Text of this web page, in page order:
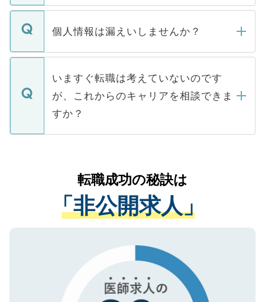
ません。
■応募殺到を避けるため 人気のある医療機
関を公にしてしまうと、応募が殺到する場
に、医療機関が求める条件に合った人材の
みを人材紹介会社に依頼するケースが増え
ています。
転職・入職を強要することは一切ありませ
ん。また、仮に応募先から内定をいただい
定を承諾する必要はありません。内定先へ
の辞退の連絡はキャリアパートナーが行い
ますので、ご安心ください。
個人情報は漏えいしませんか？
個人情報が漏えいすることはありませんの
で、ご安心ください。当サイトからの登録
などで収集したご登録者様の個人情報は、
ご本人のキャリアアップおよび転職活動の
支援を目的に使用いたします。お預かりし
ているすべての個人データはご本人の許可
は、個人情報の取り扱いについての厳密な
管理基準を満たした事業者のみに付与され
る、プライバシーマークを取得済みです。
ご登録いただいた個人情報は、SSL（デー
で、機密保持に関してもご安心ください。
いますぐ転職は考えていないのです
が、これからのキャリアを相談できま
すか？
かがいして、現在の医療機関の状況や紹介
経験をまじえながら、適切なアドバイスを
させていただきます。すぐにご転職をされ
ない方には、長期的なサポートが可能です
ので、まずはご登録ください。
転職成功の秘訣は
「非公開求人」